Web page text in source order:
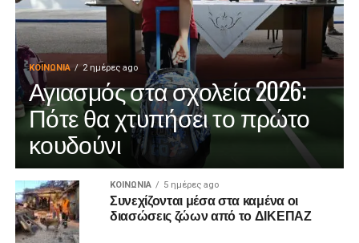
ΚΟΙΝΩΝΊΑ 2 ημέρες ago
Αγιασμός στα σχολεία 2026:
Πότε θα χτυπήσει το πρώτο
κουδούνι
ΚΟΙΝΩΝΊΑ 5 ημέρες ago
Συνεχίζονται μέσα στα καμένα οι
διασώσεις ζώων από το ΔΙΚΕΠΑΖ